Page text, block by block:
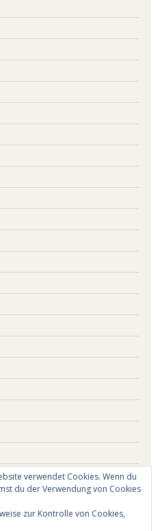
verwendet Cookies. Wenn du
du der Verwendung von Cookies
zur Kontrolle von Cookies,